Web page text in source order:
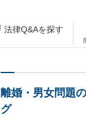
法律Q&Aを探す
離婚・男女問題
グ